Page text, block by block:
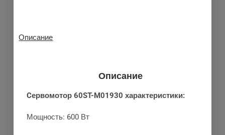
Описание
Описание
Cервомотор 60ST-M01930 характеристики:
Мощность: 600 Вт